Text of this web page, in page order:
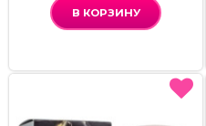
В КОРЗИНУ